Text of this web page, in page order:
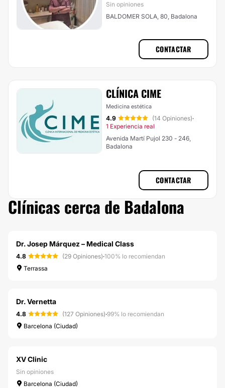
Sin opiniones
BALDOMER SOLA, 80, Badalona
CONTACTAR
CLÍNICA CIME
Medicina estética
4.9 (14 Opiniones)·
1 Experiencia real
Avenida Martí Pujol 230 - 246,
Badalona
CONTACTAR
Clínicas cerca de Badalona
Dr. Josep Márquez – Medical Class
4.8 (29 Opiniones)·100% lo recomiendan
Terrassa
Dr. Vernetta
4.8 (127 Opiniones)·99% lo recomiendan
Barcelona (Ciudad)
XV Clinic
Sin opiniones
Barcelona (Ciudad)